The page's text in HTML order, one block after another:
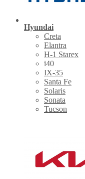
Hyundai
Creta
Elantra
H-1 Starex
i40
IX-35
Santa Fe
Solaris
Sonata
Tucson